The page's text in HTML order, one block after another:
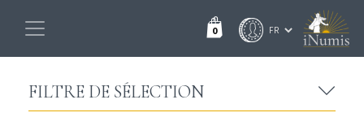
0
FILTRE DE SÉLECTION